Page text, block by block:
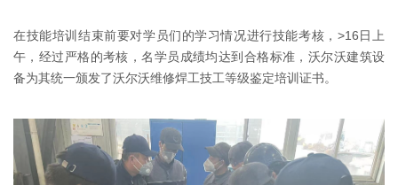
在技能培训结束前要对学员们的学习情况进行技能考核，>16日上
午，经过严格的考核，名学员成绩均达到合格标准，沃尔沃建筑设
备为其统一颁发了沃尔沃维修焊工技工等级鉴定培训证书。